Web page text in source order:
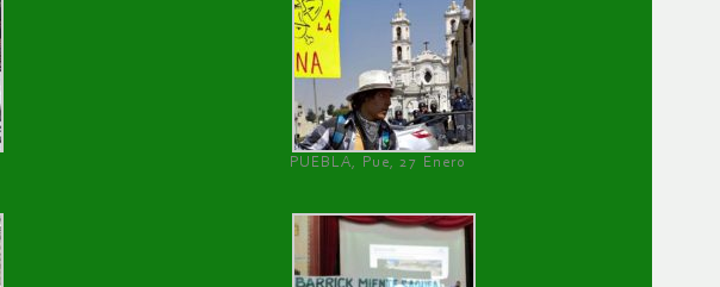
PUEBLA, Pue, 27 Enero